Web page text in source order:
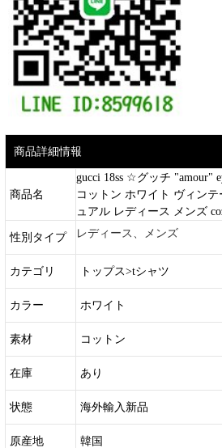
商品詳細情報
商品名
gucci 18ss ☆グッチ "amour"
コットン ホワイト ヴィン
ュアル レディース メンズ
性別タイプ レディース、メンズ
カテゴリ トップス>tシャツ
カラー ホワイト
素材 コットン
在庫 あり
状態 海外輸入新品
原産地 韓国